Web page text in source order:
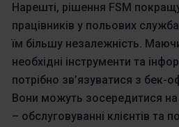
Нарешті, рішення FSM
працівників у польових
їм більшу незалежність.
необхідні інструменти та
потрібно зв’язуватися з бек-
Вони можуть зосередитися на
– обслуговуванні клієнтів та